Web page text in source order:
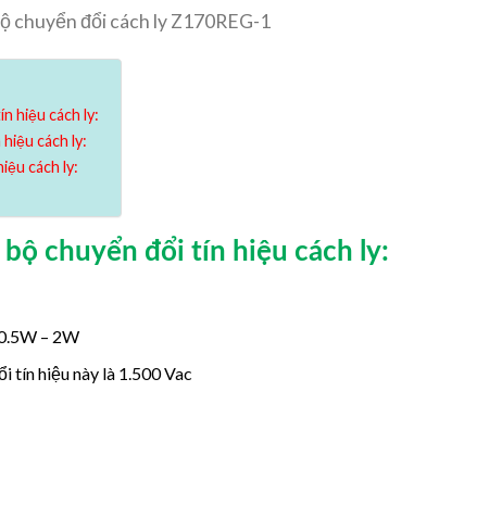
chuyển đổi cách ly Z170REG-1
hiệu cách ly:
cách ly:
cách ly:
chuyển đổi tín hiệu cách ly:
– 2W
tín hiệu này là 1.500 Vac